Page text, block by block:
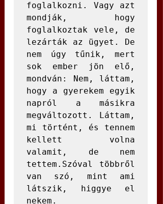
foglalkozni. Vagy azt
mondják, hogy
foglalkoztak vele, de
lezárták az ügyet. De
nem úgy tűnik, mert
sok ember jön elő,
mondván: Nem, láttam,
hogy a gyerekem egyik
napról a másikra
megváltozott. Láttam,
mi történt, és tennem
kellett volna
valamit, de nem
tettem.Szóval többről
van szó, mint ami
látszik, higgye el
nekem.